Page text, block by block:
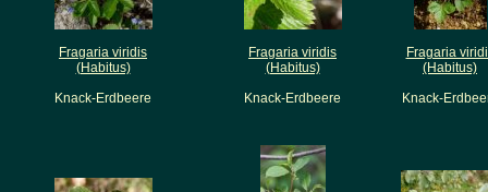
Fragaria viridis
(Habitus)
Knack-Erdbeere
Fragaria viridis
(Habitus)
Knack-Erdbeere
Fragaria
(Habitus)
Knack-